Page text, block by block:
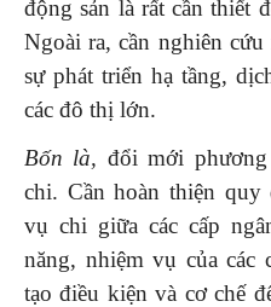
động sản là rất cần thiết
Ngoài ra, cần nghiên
sự phát triển hạ tầng,
các đô thị lớn.
Bốn là, đổi mới
chi. Cần hoàn thiện
vụ chi giữa các cấp
năng, nhiệm vụ của các
tạo điều kiện và cơ chế